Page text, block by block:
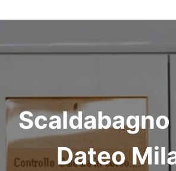
Scaldabagno
Dateo